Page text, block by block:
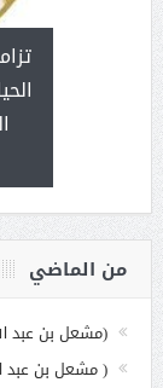
آل شرمه:
من الماضي
(مشعل بن عبد
( مشعل بن عبد